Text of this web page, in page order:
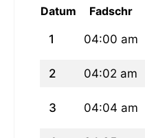
Datum Fadschr
1 04:00 am
2 04:02 am
3 04:04 am